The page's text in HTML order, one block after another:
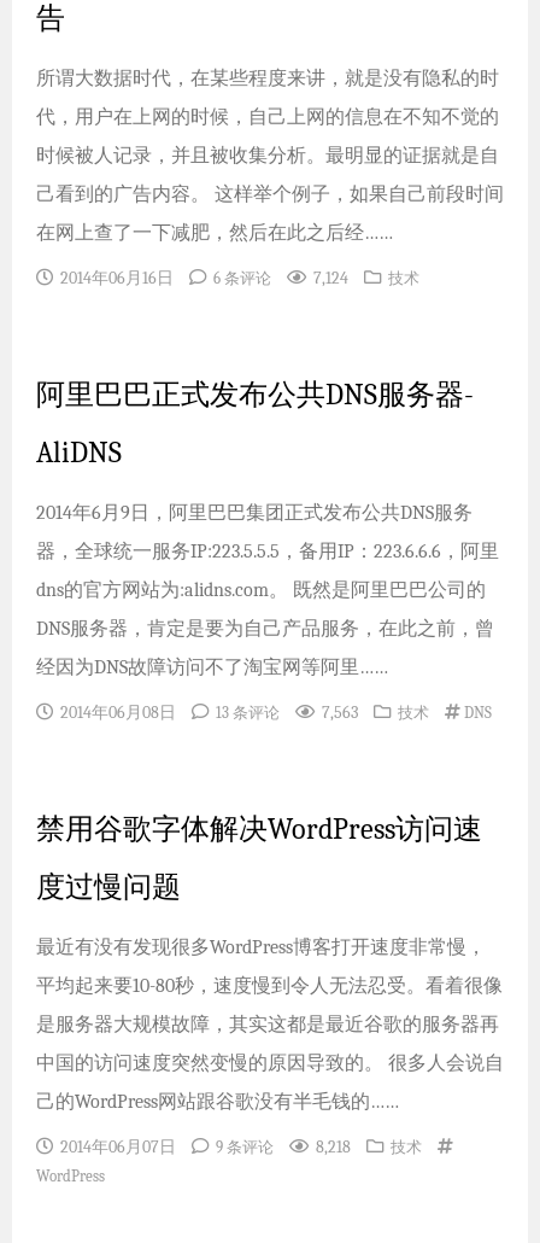
告
所谓大数据时代，在某些程度来讲，就是没有隐私的时
代，用户在上网的时候，自己上网的信息在不知不觉的
时候被人记录，并且被收集分析。最明显的证据就是自
己看到的广告内容。 这样举个例子，如果自己前段时间
在网上查了一下减肥，然后在此之后经……
2014年06月16日 6 条评论 7,124 技术
阿里巴巴正式发布公共DNS服务器-
AliDNS
2014年6月9日，阿里巴巴集团正式发布公共DNS服务
器，全球统一服务IP:223.5.5.5，备用IP：223.6.6.6，阿里
dns的官方网站为:alidns.com。 既然是阿里巴巴公司的
DNS服务器，肯定是要为自己产品服务，在此之前，曾
经因为DNS故障访问不了淘宝网等阿里……
2014年06月08日 13 条评论 7,563 技术 DNS
禁用谷歌字体解决WordPress访问速
度过慢问题
最近有没有发现很多WordPress博客打开速度非常慢，
平均起来要10-80秒，速度慢到令人无法忍受。看着很像
是服务器大规模故障，其实这都是最近谷歌的服务器再
中国的访问速度突然变慢的原因导致的。 很多人会说自
己的WordPress网站跟谷歌没有半毛钱的……
2014年06月07日 9 条评论 8,218
技术
WordPress